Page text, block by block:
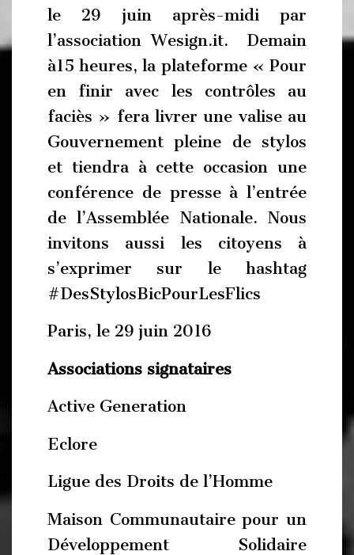
le 29 juin après-midi par
l’association Wesign.it. Demain
à15 heures, la plateforme « Pour
en finir avec les contrôles au
faciès » fera livrer une valise au
Gouvernement pleine de stylos
et tiendra à cette occasion une
conférence de presse à l’entrée
de l’Assemblée Nationale. Nous
invitons aussi les citoyens à
s’exprimer sur le hashtag
#DesStylosBicPourLesFlics
Paris, le 29 juin 2016
Associations signataires
Active Generation
Eclore
Ligue des Droits de l’Homme
Maison Communautaire pour un
Développement Solidaire